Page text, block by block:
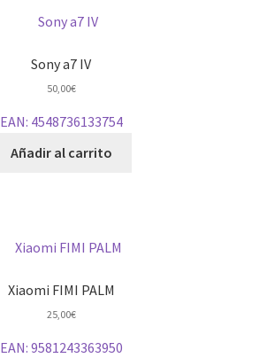
Sony a7 IV
50,00€
EAN: 4548736133754
Añadir al carrito
Xiaomi FIMI PALM
25,00€
EAN: 9581243363950